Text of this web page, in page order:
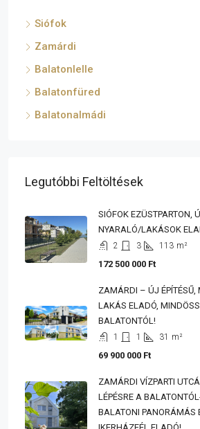
Siófok
Zamárdi
Balatonlelle
Balatonfüred
Balatonalmádi
Legutóbbi Feltöltések
SIÓFOK EZÜSTPARTON,
NYARALÓ/LAKÁSOK
2 3 113 m²
172 500 000 Ft
ZAMÁRDI – ÚJ ÉPÍTÉSŰ,
LAKÁS ELADÓ,
BALATONTÓL!
1 1 31 m²
69 900 000 Ft
ZAMÁRDI VÍZPARTI
LÉPÉSRE A
BALATONI PANORÁMÁS